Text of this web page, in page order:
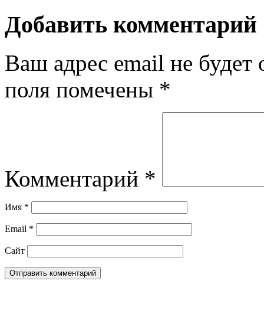
Добавить комментарий
Ваш адрес email не будет
поля помечены *
Комментарий *
Имя *
Email *
Сайт